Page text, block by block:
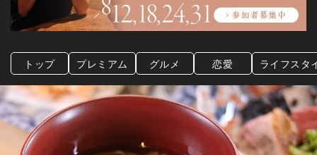
トップ プレミアム グルメ 恋愛 ライフスタ